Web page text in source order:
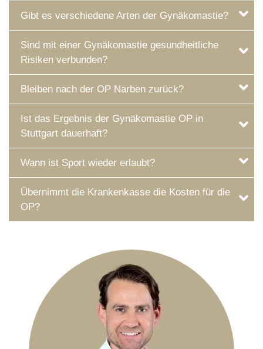
Gibt es verschiedene Arten der Gynäkomastie?
Sind mit einer Gynäkomastie gesundheitliche
Risiken verbunden?
Bleiben nach der OP Narben zurück?
Ist das Ergebnis der Gynäkomastie OP in
Stuttgart dauerhaft?
Wann ist Sport wieder erlaubt?
Übernimmt die Krankenkasse die Kosten für die
OP?